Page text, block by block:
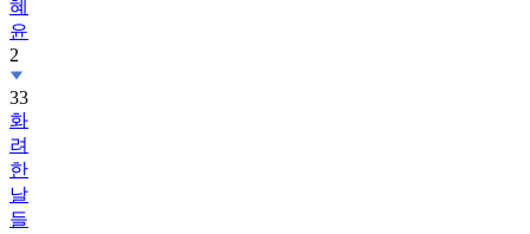
2
33
화
려
한
날
들
34